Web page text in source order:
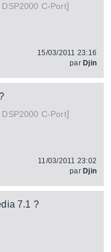
C-Port]
15/03/2011 23:16
par Djin
C-Port]
11/03/2011 23:02
par Djin
7.1 ?